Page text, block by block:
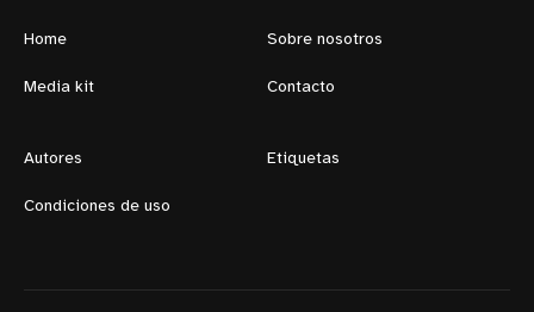
Home Sobre nosotros
Media kit Contacto
Autores Etiquetas
Condiciones de uso